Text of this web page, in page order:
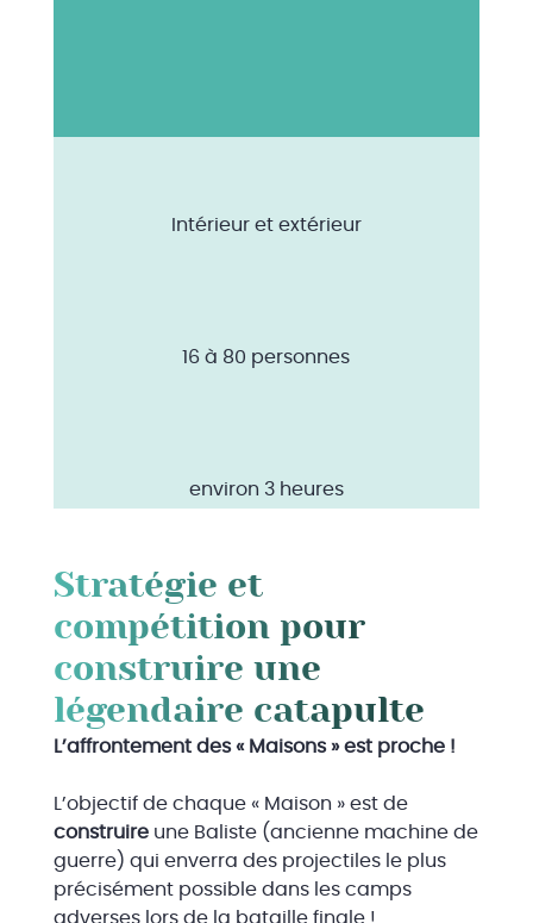
Intérieur et extérieur
16 à 80 personnes
environ 3 heures
Stratégie et
compétition pour
construire une
légendaire catapulte
L’affrontement des « Maisons » est proche !
L’objectif de chaque « Maison » est de
construireune Baliste (ancienne machine de
guerre) qui enverra des projectiles le plus
précisément possible dans les camps
adverses lors de la bataille finale !